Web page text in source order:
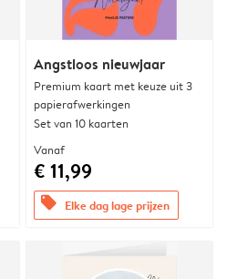
Angstloos nieuwjaar
Premium kaart met keuze uit 3
papierafwerkingen
Set van 10 kaarten
Vanaf
€ 11,99
offers Elke dag lage prijzen